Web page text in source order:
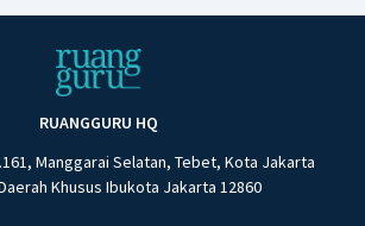
RUANGGURU HQ
Manggarai Selatan, Tebet, Kota Jakarta
Khusus Ibukota Jakarta 12860